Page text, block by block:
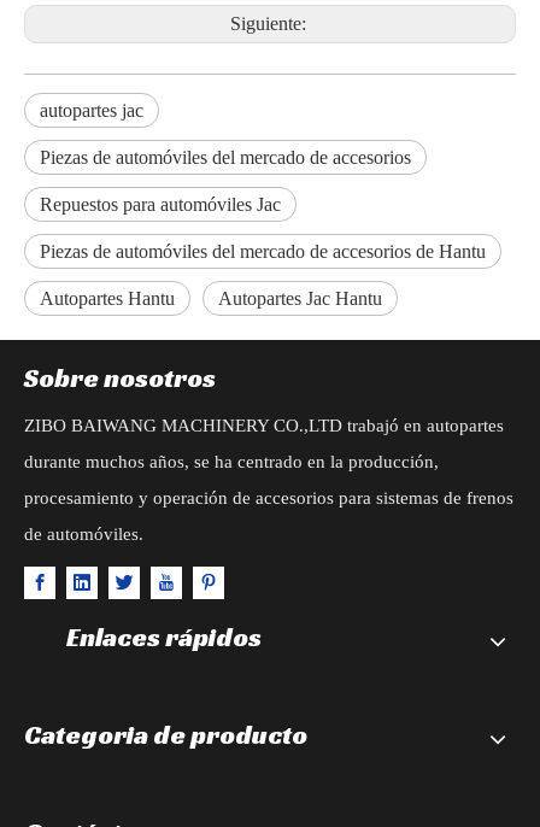
Siguiente:
autopartes jac
Piezas de automóviles del mercado de accesorios
Repuestos para automóviles Jac
Piezas de automóviles del mercado de accesorios de Hantu
Autopartes Hantu Autopartes Jac Hantu
Sobre nosotros
ZIBO BAIWANG MACHINERY CO.,LTD trabajó en autopartes
durante muchos años, se ha centrado en la producción,
procesamiento y operación de accesorios para sistemas de frenos
de automóviles.
Enlaces rápidos
Categoria de producto